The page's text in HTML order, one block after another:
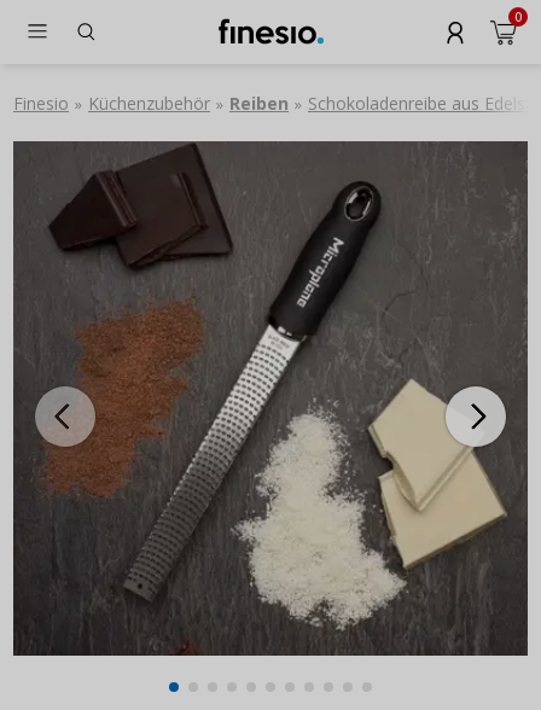
0
Finesio » Küchenzubehör » Reiben » Schokoladenreibe aus